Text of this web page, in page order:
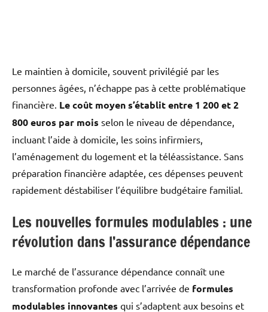
Le maintien à domicile, souvent privilégié par les
personnes âgées, n’échappe pas à cette problématique
financière. Le coût moyen s’établit entre 1 200 et 2
800 euros par mois selon le niveau de dépendance,
incluant l’aide à domicile, les soins infirmiers,
l’aménagement du logement et la téléassistance. Sans
préparation financière adaptée, ces dépenses peuvent
rapidement déstabiliser l’équilibre budgétaire familial.
Les nouvelles formules modulables : une
révolution dans l’assurance dépendance
Le marché de l’assurance dépendance connaît une
transformation profonde avec l’arrivée de formules
modulables innovantes qui s’adaptent aux besoins et